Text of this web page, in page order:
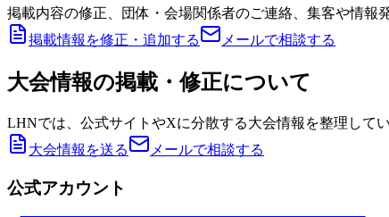
掲載内容の修正、団体・会場関係者のご連絡、集客や情報
掲載情報を修正・追加する
メールで相談する
大会情報の掲載・修正について
LHNでは、公式サイトやXに分散する大会情報を整理して
大会情報を送る
メールで相談する
公式アカウント